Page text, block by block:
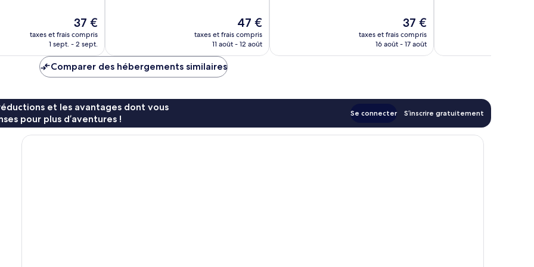
Le
nouveau
prix
de
37 €
taxes et frais compris
1 sept. - 2 sept.
Le
nouveau
prix
47 €
taxes et frais compris
11 août - 12 août
Le
nouveau
prix
37 €
taxes et frais compris
16 août - 17 août
Comparer des hébergements similaires
et les avantages dont vous
pour plus d’aventures !
Se connecter S’inscrire gratuitement